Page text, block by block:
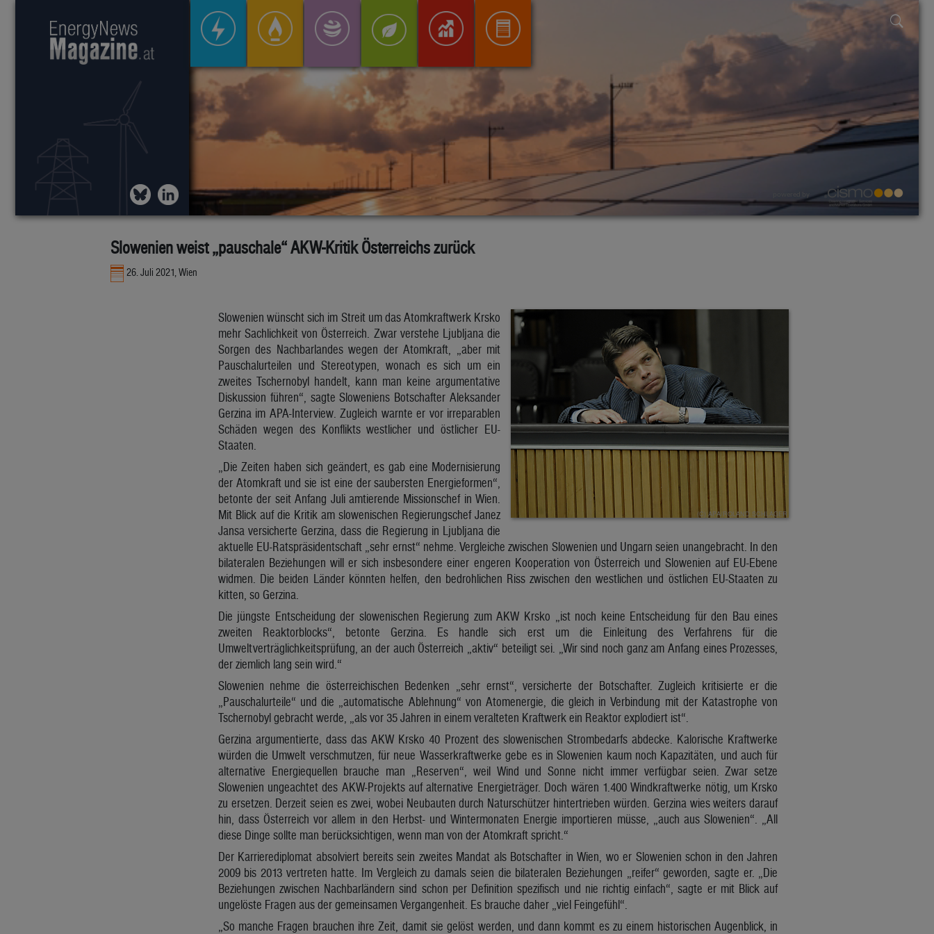
Slowenien weist „pauschale“ AKW-Kritik Österreichs zurück
26. Juli 2021, Wien
Slowenien wünscht sich im Streit um das Atomkraftwerk Krsko
mehr Sachlichkeit von Österreich. Zwar verstehe Ljubljana die
Sorgen des Nachbarlandes wegen der Atomkraft, „aber mit
Pauschalurteilen und Stereotypen, wonach es sich um ein
zweites Tschernobyl handelt, kann man keine argumentative
Diskussion führen“, sagte Sloweniens Botschafter Aleksander
Gerzina im APA-Interview. Zugleich warnte er vor irreparablen
Schäden wegen des Konflikts westlicher und östlicher EU-
Staaten.
„Die Zeiten haben sich geändert, es gab eine Modernisierung
der Atomkraft und sie ist eine der saubersten Energieformen“,
betonte der seit Anfang Juli amtierende Missionschef in Wien.
Mit Blick auf die Kritik am slowenischen Regierungschef Janez
Jansa versicherte Gerzina, dass die Regierung in Ljubljana die
aktuelle EU-Ratspräsidentschaft „sehr ernst“ nehme. Vergleiche zwischen Slowenien und Ungarn seien unangebracht. In den
bilateralen Beziehungen will er sich insbesondere einer engeren Kooperation von Österreich und Slowenien auf EU-Ebene
widmen. Die beiden Länder könnten helfen, den bedrohlichen Riss zwischen den westlichen und östlichen EU-Staaten zu
kitten, so Gerzina.
Die jüngste Entscheidung der slowenischen Regierung zum AKW Krsko „ist noch keine Entscheidung für den Bau eines
zweiten Reaktorblocks“, betonte Gerzina. Es handle sich erst um die Einleitung des Verfahrens für die
Umweltverträglichkeitsprüfung, an der auch Österreich „aktiv“ beteiligt sei. „Wir sind noch ganz am Anfang eines Prozesses,
der ziemlich lang sein wird.“
Slowenien nehme die österreichischen Bedenken „sehr ernst“, versicherte der Botschafter. Zugleich kritisierte er die
„Pauschalurteile“ und die „automatische Ablehnung“ von Atomenergie, die gleich in Verbindung mit der Katastrophe von
Tschernobyl gebracht werde, „als vor 35 Jahren in einem veralteten Kraftwerk ein Reaktor explodiert ist“.
Gerzina argumentierte, dass das AKW Krsko 40 Prozent des slowenischen Strombedarfs abdecke. Kalorische Kraftwerke
würden die Umwelt verschmutzen, für neue Wasserkraftwerke gebe es in Slowenien kaum noch Kapazitäten, und auch für
alternative Energiequellen brauche man „Reserven“, weil Wind und Sonne nicht immer verfügbar seien. Zwar setze
Slowenien ungeachtet des AKW-Projekts auf alternative Energieträger. Doch wären 1.400 Windkraftwerke nötig, um Krsko
zu ersetzen. Derzeit seien es zwei, wobei Neubauten durch Naturschützer hintertrieben würden. Gerzina wies weiters darauf
hin, dass Österreich vor allem in den Herbst- und Wintermonaten Energie importieren müsse, „auch aus Slowenien“. „All
diese Dinge sollte man berücksichtigen, wenn man von der Atomkraft spricht.“
Der Karrierediplomat absolviert bereits sein zweites Mandat als Botschafter in Wien, wo er Slowenien schon in den Jahren
2009 bis 2013 vertreten hatte. Im Vergleich zu damals seien die bilateralen Beziehungen „reifer“ geworden, sagte er. „Die
Beziehungen zwischen Nachbarländern sind schon per Definition spezifisch und nie richtig einfach“, sagte er mit Blick auf
ungelöste Fragen aus der gemeinsamen Vergangenheit. Es brauche daher „viel Feingefühl“.
„So manche Fragen brauchen ihre Zeit, damit sie gelöst werden, und dann kommt es zu einem historischen Augenblick, in